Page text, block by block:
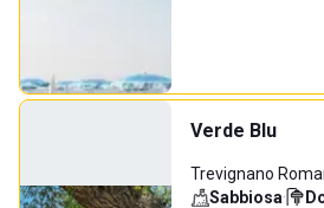
Verde Blu
Trevignano
Sabbiosa·